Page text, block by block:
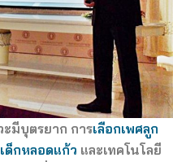
มีบุตรยาก การเลือกเพศลูก
เด็กหลอดแก้ว และเทคโนโลยี